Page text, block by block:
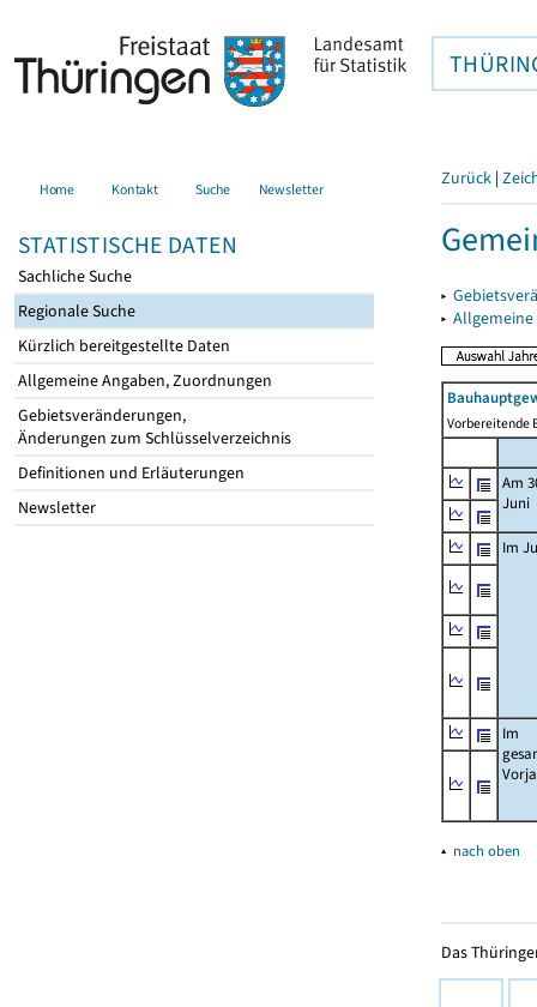
Home Kontakt Suche Newsletter
STATISTISCHE DATEN
Sachliche Suche
Regionale Suche
Kürzlich bereitgestellte Daten
Allgemeine Angaben, Zuordnungen
Gebietsveränderungen,
Änderungen zum Schlüsselverzeichnis
Definitionen und Erläuterungen
Newsletter
Zurück |
▸
▸
Vorbereitende
Am
Juni
Im
Im
▴ nach oben
Das